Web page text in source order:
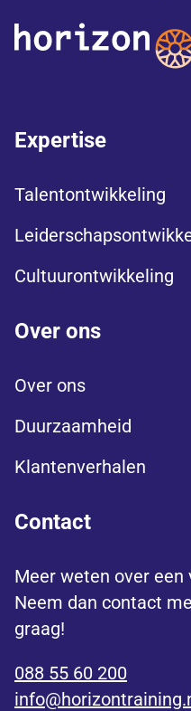
Expertise
Talentontwikkeling
Cultuurontwikkeling
Over ons
Over ons
Duurzaamheid
Klantenverhalen
Contact
Meer weten over een
Neem dan contact
graag!
088 55 60 200